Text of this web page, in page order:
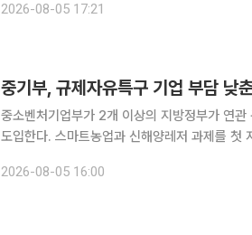
내수 판매가 부진한 가운데 하이브리드차의 실
2026-08-05 17:21
중기부, 규제자유특구 기업 부담 낮
중소벤처기업부가 2개 이상의 지방정부가 연관
도입한다. 스마트농업과 신해양레저 과제를 첫
광역연계형 특구 신규 지정안과 규제자유특구
2026-08-05 16:00